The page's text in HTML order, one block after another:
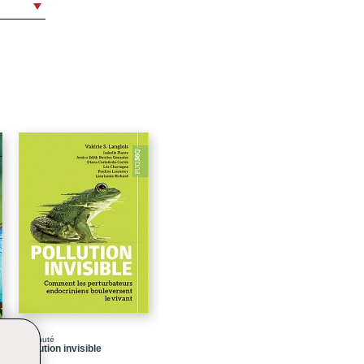
9
29
41
45
46
56
Nouveauté
Pollution invisible